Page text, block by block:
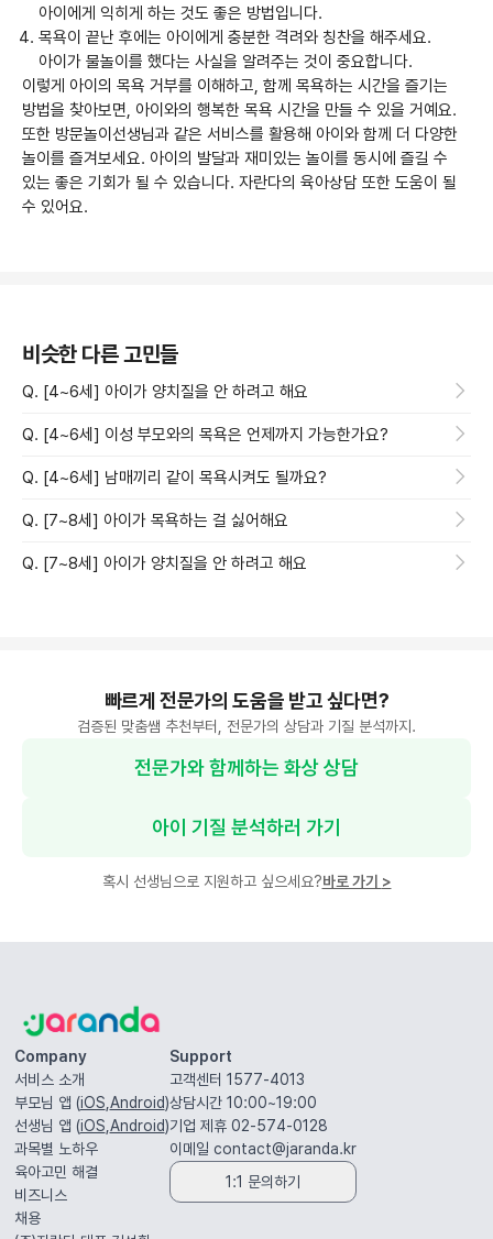
아이에게 익히게 하는 것도 좋은 방법입니다.
목욕이 끝난 후에는 아이에게 충분한 격려와 칭찬을 해주세요.
아이가 물놀이를 했다는 사실을 알려주는 것이 중요합니다.
이렇게 아이의 목욕 거부를 이해하고, 함께 목욕하는 시간을 즐기는
방법을 찾아보면, 아이와의 행복한 목욕 시간을 만들 수 있을 거예요.
또한 방문놀이선생님과 같은 서비스를 활용해 아이와 함께 더 다양한
놀이를 즐겨보세요. 아이의 발달과 재미있는 놀이를 동시에 즐길 수
있는 좋은 기회가 될 수 있습니다. 자란다의 육아상담 또한 도움이 될
수 있어요.
비슷한 다른 고민들
Q. [4~6세] 아이가 양치질을 안 하려고 해요
Q. [4~6세] 이성 부모와의 목욕은 언제까지 가능한가요?
Q. [4~6세] 남매끼리 같이 목욕시켜도 될까요?
Q. [7~8세] 아이가 목욕하는 걸 싫어해요
Q. [7~8세] 아이가 양치질을 안 하려고 해요
빠르게 전문가의 도움을 받고 싶다면?
검증된 맞춤쌤 추천부터, 전문가의 상담과 기질 분석까지.
전문가와 함께하는 화상 상담
아이 기질 분석하러 가기
혹시 선생님으로 지원하고 싶으세요?바로 가기 >
Company
서비스 소개
부모님 앱 (iOS Android)
선생님 앱 (iOS Android)
과목별 노하우
육아고민 해결
비즈니스
채용
Support
고객센터 1577-4013
상담시간 10:00~19:00
기업 제휴 02-574-0128
이메일 contact@jaranda.kr
1:1 문의하기